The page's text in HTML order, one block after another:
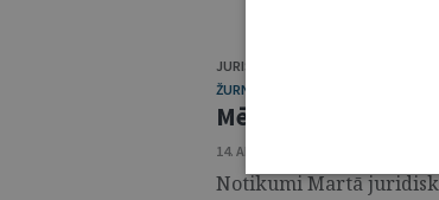
JURISTA VĀRDS
ŽURNĀLS / MĒNEŠA HRONIKA
Mēneša hronika:
14. APRĪLIS 2026 • NR. 4 (1422)
Notikumi Martā